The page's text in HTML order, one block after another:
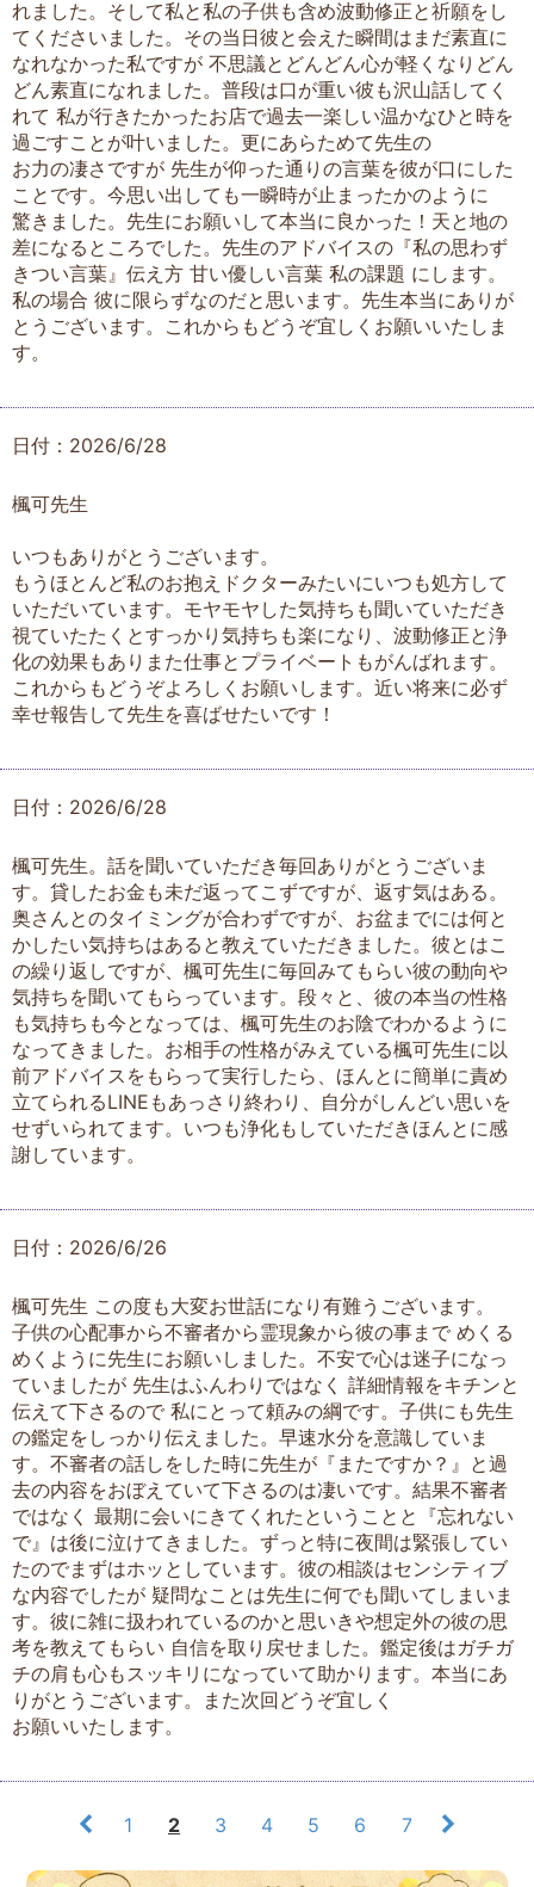
れました。そして私と私の子供も含め波動修正と祈願をし
てくださいました。その当日彼と会えた瞬間はまだ素直に
なれなかった私ですが 不思議とどんどん心が軽くなりどん
どん素直になれました。普段は口が重い彼も沢山話してく
れて 私が行きたかったお店で過去一楽しい温かなひと時を
過ごすことが叶いました。更にあらためて先生の
お力の凄さですが 先生が仰った通りの言葉を彼が口にした
ことです。今思い出しても一瞬時が止まったかのように
驚きました。先生にお願いして本当に良かった！天と地の
差になるところでした。先生のアドバイスの『私の思わず
きつい言葉』伝え方 甘い優しい言葉 私の課題 にします。
私の場合 彼に限らずなのだと思います。先生本当にありが
とうございます。これからもどうぞ宜しくお願いいたしま
す。
日付：2026/6/28
楓可先生
いつもありがとうございます。
もうほとんど私のお抱えドクターみたいにいつも処方して
いただいています。モヤモヤした気持ちも聞いていただき
視ていたたくとすっかり気持ちも楽になり、波動修正と浄
化の効果もありまた仕事とプライベートもがんばれます。
これからもどうぞよろしくお願いします。近い将来に必ず
幸せ報告して先生を喜ばせたいです！
日付：2026/6/28
楓可先生。話を聞いていただき毎回ありがとうございま
す。貸したお金も未だ返ってこずですが、返す気はある。
奥さんとのタイミングが合わずですが、お盆までには何と
かしたい気持ちはあると教えていただきました。彼とはこ
の繰り返しですが、楓可先生に毎回みてもらい彼の動向や
気持ちを聞いてもらっています。段々と、彼の本当の性格
も気持ちも今となっては、楓可先生のお陰でわかるように
なってきました。お相手の性格がみえている楓可先生に以
前アドバイスをもらって実行したら、ほんとに簡単に責め
立てられるLINEもあっさり終わり、自分がしんどい思いを
せずいられてます。いつも浄化もしていただきほんとに感
謝しています。
日付：2026/6/26
楓可先生 この度も大変お世話になり有難うございます。
子供の心配事から不審者から霊現象から彼の事まで めくる
めくように先生にお願いしました。不安で心は迷子になっ
ていましたが 先生はふんわりではなく 詳細情報をキチンと
伝えて下さるので 私にとって頼みの綱です。子供にも先生
の鑑定をしっかり伝えました。早速水分を意識していま
す。不審者の話しをした時に先生が『またですか？』と過
去の内容をおぼえていて下さるのは凄いです。結果不審者
ではなく 最期に会いにきてくれたということと『忘れない
で』は後に泣けてきました。ずっと特に夜間は緊張してい
たのでまずはホッとしています。彼の相談はセンシティブ
な内容でしたが 疑問なことは先生に何でも聞いてしまいま
す。彼に雑に扱われているのかと思いきや想定外の彼の思
考を教えてもらい 自信を取り戻せました。鑑定後はガチガ
チの肩も心もスッキリになっていて助かります。本当にあ
りがとうございます。また次回どうぞ宜しく
お願いいたします。
1 2 3 4 5 6 7